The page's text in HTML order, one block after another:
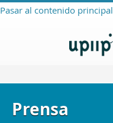
Pasar al contenido principal
Prensa